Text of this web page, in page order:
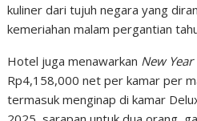
kuliner dari tujuh negara yang
kemeriahan malam pergantian
Hotel juga menawarkan New
Rp4,158,000 net per kamar per
termasuk menginap di kamar